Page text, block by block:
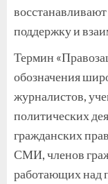
поддержку и
Термин
обозначения
журналистов,
политических
гражданских
СМИ, членов
работающих над